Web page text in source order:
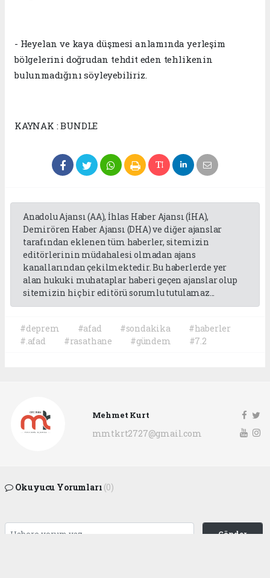
- Heyelan ve kaya düşmesi anlamında yerleşim
bölgelerini doğrudan tehdit eden tehlikenin
bulunmadığını söyleyebiliriz.
KAYNAK : BUNDLE
Anadolu Ajansı (AA), İhlas Haber Ajansı (İHA),
Demirören Haber Ajansı (DHA) ve diğer ajanslar
tarafından eklenen tüm haberler, sitemizin
editörlerinin müdahalesi olmadan ajans
kanallarından çekilmektedir. Bu haberlerde yer
alan hukuki muhataplar haberi geçen ajanslar olup
sitemizin hiç bir editörü sorumlu tutulamaz...
#deprem #afad #sondakika
#haberler
#.afad
#rasathane #gündem #7.2
Mehmet Kurt
mmtkrt2727@gmail.com
Okuyucu Yorumları (0)
Gönder